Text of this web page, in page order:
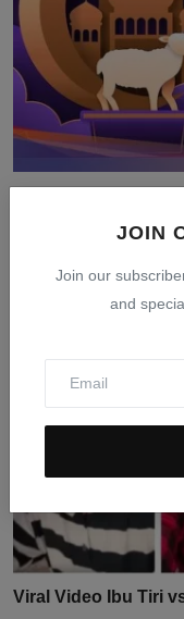
JOIN
Join our
and
Viral Video Ibu Tiri